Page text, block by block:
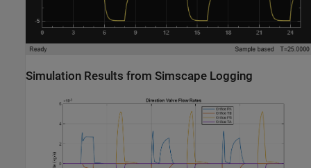
Simulation Results from Simscape Logging